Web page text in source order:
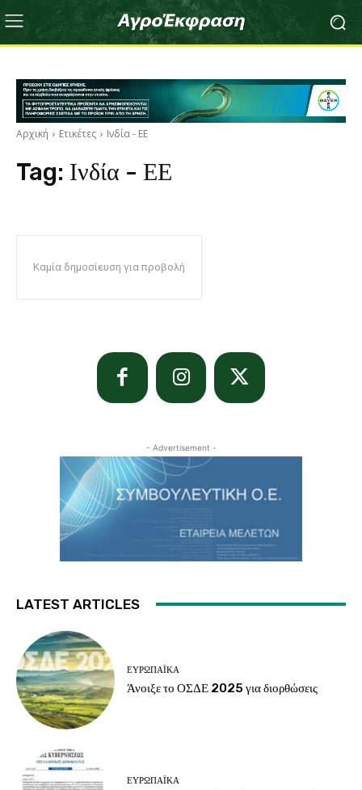
Αρχική Ετικέτες Ινδία - ΕΕ
Tag: Ινδία - ΕΕ
Καμία δημοσίευση για προβολή
- Advertisement -
LATEST ARTICLES
ΕΥΡΩΠΑΪΚΆ
Άνοιξε το ΟΣΔΕ 2025 για διορθώσεις
ΕΥΡΩΠΑΪΚΆ